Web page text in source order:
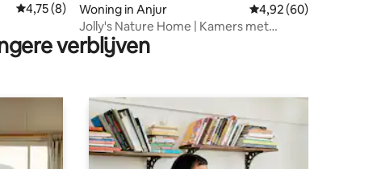
Gemiddelde beoordeling van 4,75 op 5, 8 recensies
4,75 (8)
Woning in Anjur Gemiddelde
4,92 (60)
Jolly's Nature Home | Kamers met
airconditioning | Eigen achtertuin
verblijven